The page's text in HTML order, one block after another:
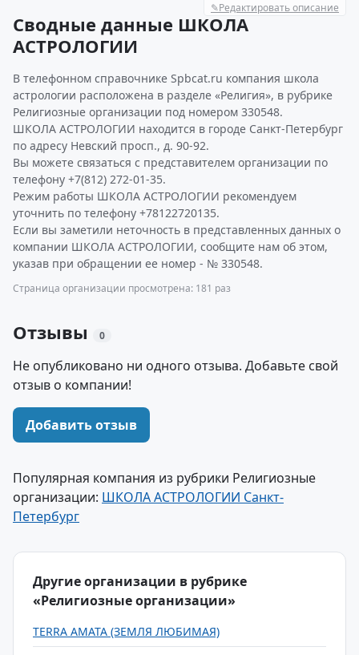
✎Редактировать описание
Сводные данные ШКОЛА
АСТРОЛОГИИ
В телефонном справочнике Spbcat.ru компания школа
астрологии расположена в разделе «Религия», в рубрике
Религиозные организации под номером 330548.
ШКОЛА АСТРОЛОГИИ находится в городе Санкт-Петербург
по адресу Невский просп., д. 90-92.
Вы можете связаться с представителем организации по
телефону +7(812) 272-01-35.
Режим работы ШКОЛА АСТРОЛОГИИ рекомендуем
уточнить по телефону +78122720135.
Если вы заметили неточность в представленных данных о
компании ШКОЛА АСТРОЛОГИИ, сообщите нам об этом,
указав при обращении ее номер - № 330548.
Страница организации просмотрена: 181 раз
Отзывы 0
Не опубликовано ни одного отзыва. Добавьте свой
отзыв о компании!
Добавить отзыв
Популярная компания из рубрики Религиозные
организации: ШКОЛА АСТРОЛОГИИ Санкт-
Петербург
Другие организации в рубрике
«Религиозные организации»
TERRA AMATA (ЗЕМЛЯ ЛЮБИМАЯ)